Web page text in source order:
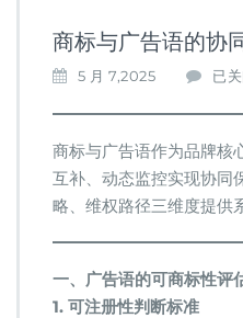
商标与广告语的协
5 月 7,2025
商
与
广
告
语
的
同
保
护
已
商标与广告语作为品牌核
互补、动态监控实现协同
略、维权路径三维度提供
一、广告语的可商标性评
​1. 可注册性判断标准​